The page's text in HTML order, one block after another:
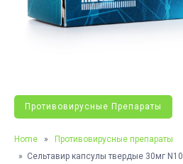
Противовирусные Препараты
Home »
Противовирусные препараты
» Сельтавир капсулы твердые 30мг N10